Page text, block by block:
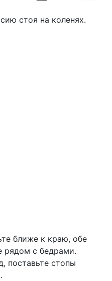
стоя на коленях.
ближе к краю, обе
рядом с бедрами.
поставьте стопы